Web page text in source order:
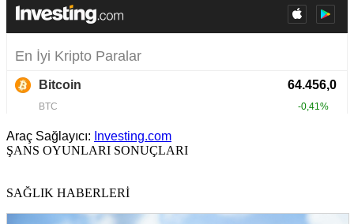
Araç Sağlayıcı: Investing.com
ŞANS OYUNLARI SONUÇLARI
SAĞLIK HABERLERİ